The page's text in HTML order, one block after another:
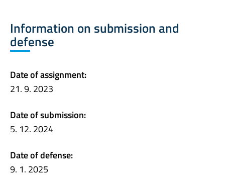
Information on submission and
defense
Date of assignment:
21. 9. 2023
Date of submission:
5. 12. 2024
Date of defense:
9. 1. 2025